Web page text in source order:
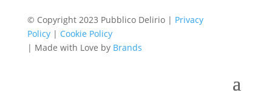
© Copyright 2023 Pubblico Delirio | Privacy
Policy| Cookie Policy
| Made with Love by Brands